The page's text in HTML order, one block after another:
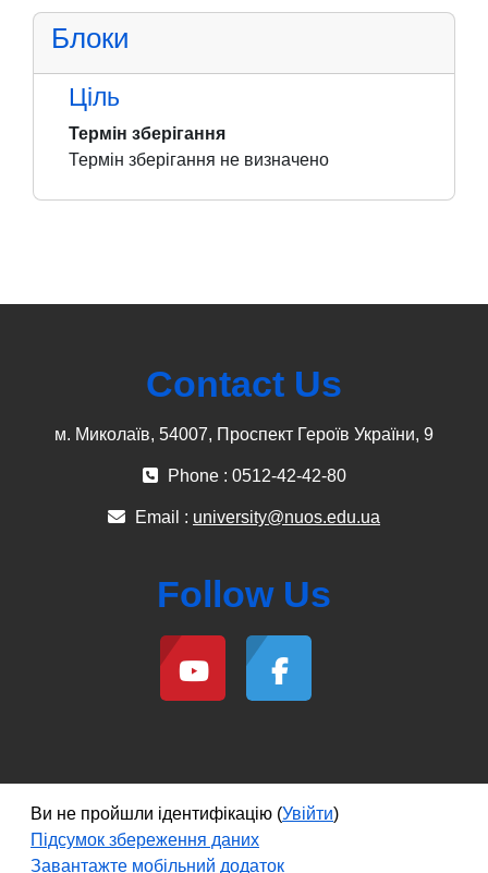
Блоки
Ціль
Термін зберігання
Термін зберігання не визначено
Contact Us
м. Миколаїв, 54007, Проспект Героїв України, 9
Phone : 0512-42-42-80
Email : university@nuos.edu.ua
Follow Us
Ви не пройшли ідентифікацію (Увійти)
Підсумок збереження даних
Завантажте мобільний додаток